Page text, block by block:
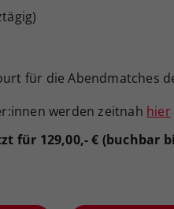
für die Abendmatches
werden zeitnah hier
für 129,00,- € (buchbar